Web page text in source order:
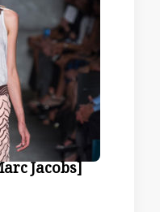
Jacobs]